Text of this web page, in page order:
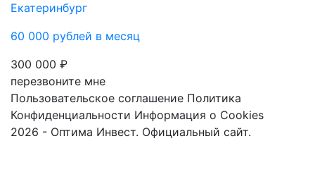
Екатеринбург
60 000 рублей в месяц
300 000 ₽
перезвоните мне
Пользовательское соглашение Политика
Конфиденциальности Информация о Cookies
2026 - Оптима Инвест. Официальный сайт.